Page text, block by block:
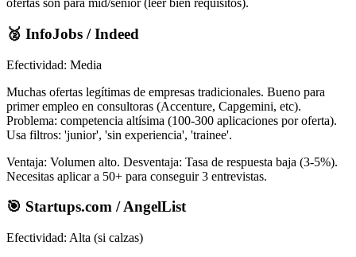
ofertas son para mid/senior (leer bien requisitos).
🥈 InfoJobs / Indeed
Efectividad: Media
Muchas ofertas legítimas de empresas tradicionales. Bueno para
primer empleo en consultoras (Accenture, Capgemini, etc).
Problema: competencia altísima (100-300 aplicaciones por oferta).
Usa filtros: 'junior', 'sin experiencia', 'trainee'.
Ventaja: Volumen alto. Desventaja: Tasa de respuesta baja (3-5%).
Necesitas aplicar a 50+ para conseguir 3 entrevistas.
🎯 Startups.com / AngelList
Efectividad: Alta (si calzas)